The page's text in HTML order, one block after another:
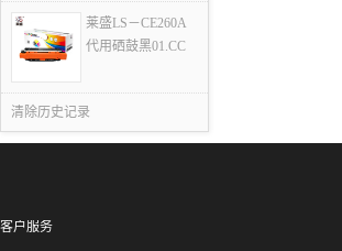
莱盛LS－CE260A
代用硒鼓黑01.CC
清除历史记录
客户服务